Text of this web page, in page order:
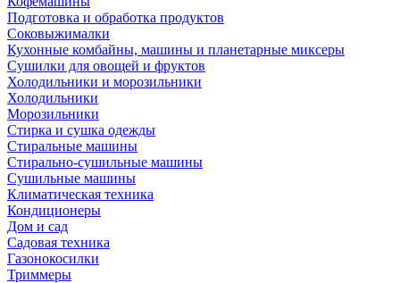
Подготовка и обработка продуктов
Соковыжималки
Кухонные комбайны, машины и планетарные миксеры
Сушилки для овощей и фруктов
Холодильники и морозильники
Холодильники
Морозильники
Стирка и сушка одежды
Стиральные машины
Стирально-сушильные машины
Сушильные машины
Климатическая техника
Кондиционеры
Дом и сад
Садовая техника
Газонокосилки
Триммеры